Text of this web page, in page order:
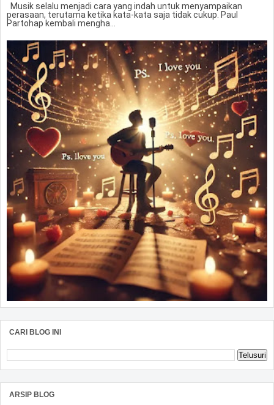
Musik selalu menjadi cara yang indah untuk menyampaikan
perasaan, terutama ketika kata-kata saja tidak cukup. Paul
Partohap kembali mengha...
CARI BLOG INI
ARSIP BLOG